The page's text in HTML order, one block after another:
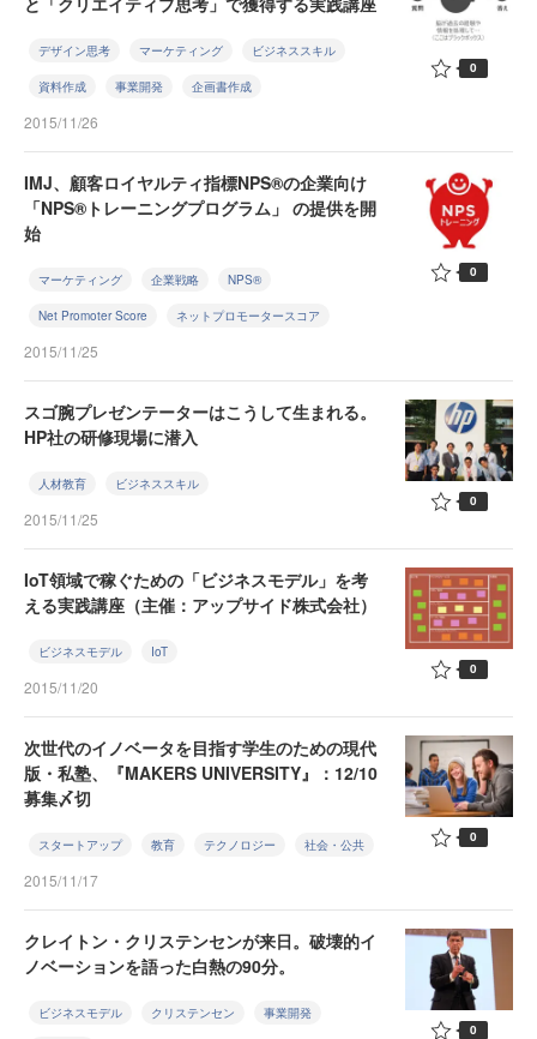
デザイン思考 マーケティング ビジネススキル
資料作成 事業開発 企画書作成
2015/11/26
0
IMJ、顧客ロイヤルティ指標NPS®の企業向け
「NPS®トレーニングプログラム」 の提供を開
始
マーケティング 企業戦略 NPS®
Net Promoter Score ネットプロモータースコア
2015/11/25
0
スゴ腕プレゼンテーターはこうして生まれる。
HP社の研修現場に潜入
人材教育 ビジネススキル
2015/11/25
0
IoT領域で稼ぐための「ビジネスモデル」を考
える実践講座（主催：アップサイド株式会社）
ビジネスモデル IoT
2015/11/20
0
次世代のイノベータを目指す学生のための現代
版・私塾、『MAKERS UNIVERSITY』：12/10
募集〆切
スタートアップ 教育 テクノロジー 社会・公共
2015/11/17
0
クレイトン・クリステンセンが来日。破壊的イ
ノベーションを語った白熱の90分。
ビジネスモデル クリステンセン 事業開発
0